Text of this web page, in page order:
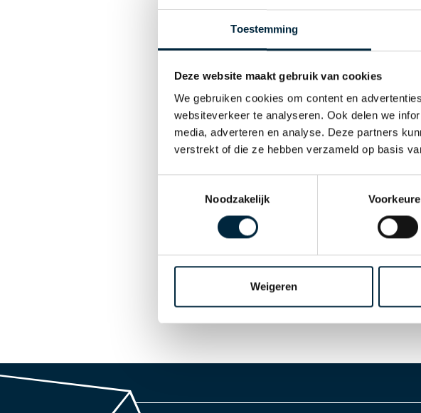
Toestemming
Deze website maakt gebruik van cookies
We gebruiken cookies om content en
websiteverkeer te analyseren. Ook delen we
media, adverteren en analyse. Deze partners
verstrekt of die ze hebben verzameld op basis
Noodzakelijk
Weigeren
User Name
email address
Forgotten
Please
User Name:
Cancel